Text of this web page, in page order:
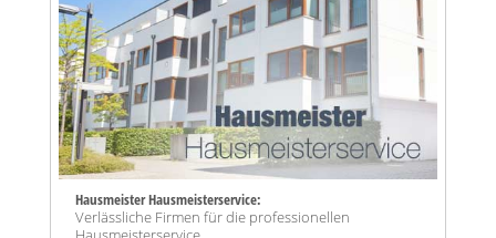
Hausmeister Hausmeisterservice:
Verlässliche Firmen für die professionellen